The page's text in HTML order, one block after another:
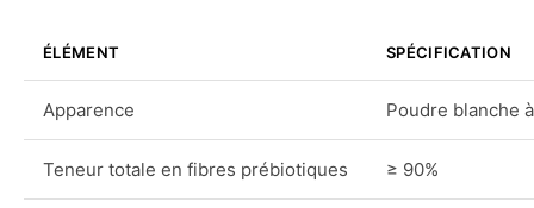
ÉLÉMENT SPÉCIFICATION
Apparence Poudre blanche
Teneur totale en fibres prébiotiques ≥ 90%